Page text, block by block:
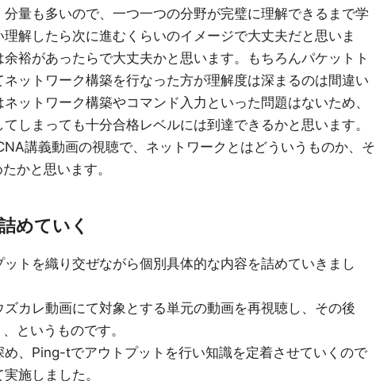
量も多いので、一つ一つの分野が完璧に理解できるまで学
解したら次に進むくらいのイメージで大丈夫だと思いま
裕があったらで大丈夫かと思います。もちろんパケットト
ットワーク構築を行なった方が理解度は深まるのは間違い
ットワーク構築やコマンド入力といった問題はないため、
しまっても十分合格レベルには到達できるかと思います。
講義動画の視聴で、ネットワークとはどういうものか、そ
かと思います。
めていく
トを織り交ぜながら個別具体的な内容を詰めていきまし
カレ動画にて対象とする単元の動画を再視聴し、その後
というものです。
、Ping-tでアウトプットを行い知識を定着させていくので
施しました。